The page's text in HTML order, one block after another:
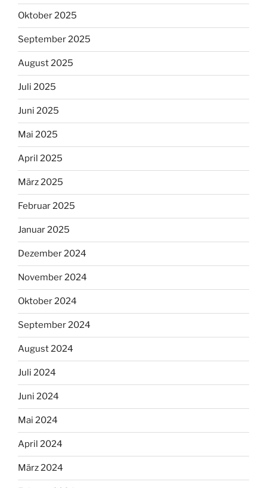
Oktober 2025
September 2025
August 2025
Juli 2025
Juni 2025
Mai 2025
April 2025
März 2025
Februar 2025
Januar 2025
Dezember 2024
November 2024
Oktober 2024
September 2024
August 2024
Juli 2024
Juni 2024
Mai 2024
April 2024
März 2024